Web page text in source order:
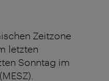
Zeitzone
letzten
Sonntag im